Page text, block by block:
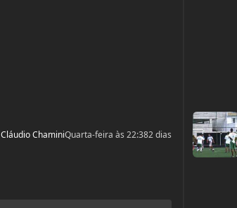
Cláudio ChaminiQuarta-feira às 22:382 dias